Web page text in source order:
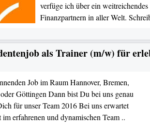
verfüge ich über ein
Finanzpartnern in aller Welt.
als Trainer (m/w) für
Job im Raum Hannover, Bremen,
Göttingen Dann bist Du bei uns genau
für unser Team 2016 Bei uns erwartet
erfahrenen und dynamischen Team ..